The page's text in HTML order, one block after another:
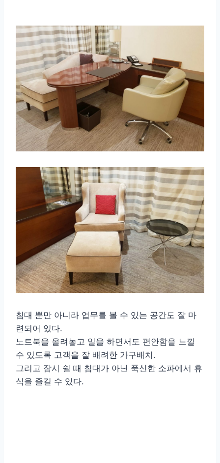
침대 뿐만 아니라 업무를 볼 수 있는 공간도 잘 마
련되어 있다.
노트북을 올려놓고 일을 하면서도 편안함을 느낄
수 있도록 고객을 잘 배려한 가구배치.
그리고 잠시 쉴 때 침대가 아닌 푹신한 소파에서 휴
식을 즐길 수 있다.